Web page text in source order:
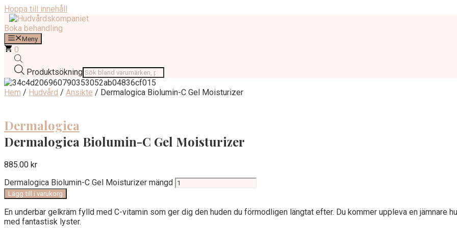
Hoppa till innehåll
Boka behandling
Meny
0
Produktsökning
Hem / Hudvård / Ansikte / Dermalogica Biolumin-C Gel Moisturizer
Dermalogica
Dermalogica Biolumin-C Gel Moisturizer
885.00 kr
Dermalogica Biolumin-C Gel Moisturizer mängd
Lägg till i varukorg
En underbar gelkräm fylld med C-vitamin som ger dig den huden du förmodligen längtat efter. Du kommer uppleva en jämnare
med fantastisk lyster.